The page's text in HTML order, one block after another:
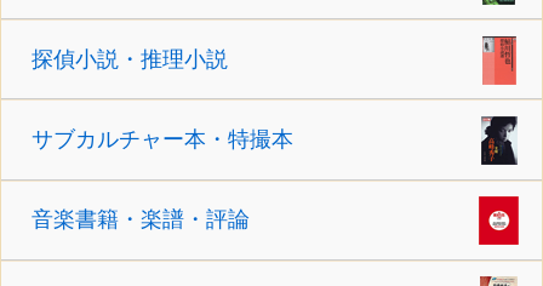
探偵小説・推理小説
サブカルチャー本・特撮本
音楽書籍・楽譜・評論